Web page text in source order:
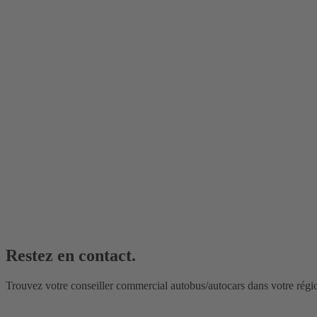
Restez en contact.
Trouvez votre conseiller commercial autobus/autocars dans votre